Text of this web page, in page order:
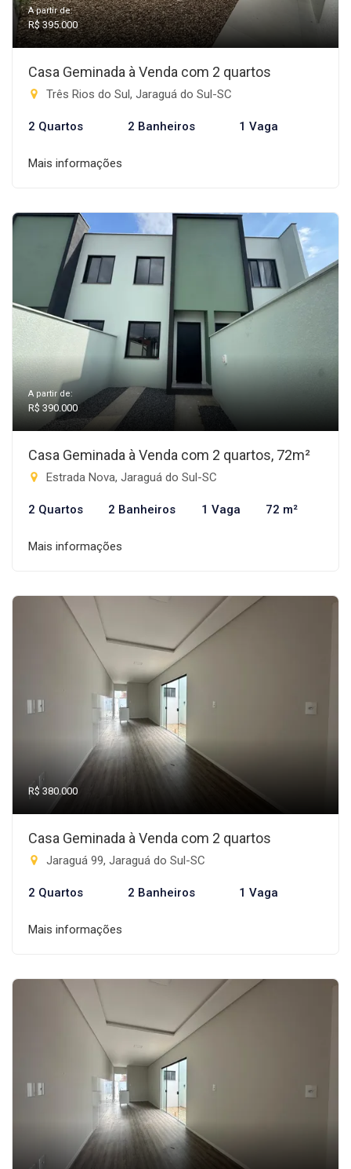
A partir de:
R$ 395.000
Casa Geminada à Venda com 2 quartos
Três Rios do Sul, Jaraguá do Sul-SC
2 Quartos 2 Banheiros 1 Vaga
Mais informações
A partir de:
R$ 390.000
Casa Geminada à Venda com 2 quartos, 72m²
Estrada Nova, Jaraguá do Sul-SC
2 Quartos 2 Banheiros 1 Vaga 72 m²
Mais informações
R$ 380.000
Casa Geminada à Venda com 2 quartos
Jaraguá 99, Jaraguá do Sul-SC
2 Quartos 2 Banheiros 1 Vaga
Mais informações